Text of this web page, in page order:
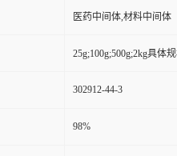
医药中间体,材料中间体
25g;100g;500g;2kg具体
302912-44-3
98%